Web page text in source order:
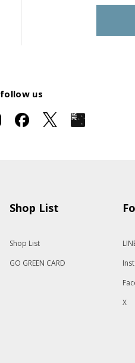
follow us
Shop List
Shop List
GO GREEN CARD
X